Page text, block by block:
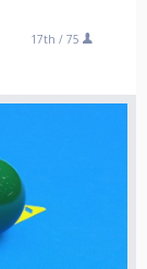
17th / 75